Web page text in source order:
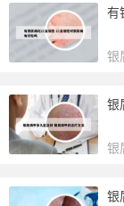
有
银
银
银
银